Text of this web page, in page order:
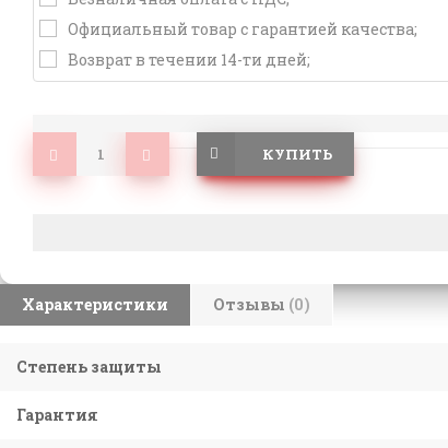
Официальный товар с гарантией качества;
Возврат в течении 14-ти дней;
КУПИТЬ
Характеристики Отзывы (0)
Степень защиты
Гарантия